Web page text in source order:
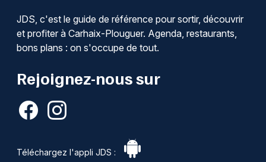
JDS, c'est le guide de référence pour sortir, découvrir
et profiter à Carhaix-Plouguer. Agenda, restaurants,
bons plans : on s'occupe de tout.
Rejoignez-nous sur
Téléchargez l'appli JDS :